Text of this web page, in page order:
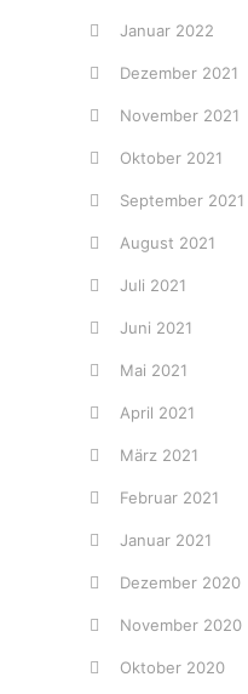
Januar 2022
Dezember 2021
November 2021
Oktober 2021
September 2021
August 2021
Juli 2021
Juni 2021
Mai 2021
April 2021
März 2021
Februar 2021
Januar 2021
Dezember 2020
November 2020
Oktober 2020